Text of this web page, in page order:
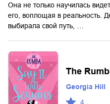
Она не только научилась
его, воплощая в реальность.
выбирала свой путь, …
The
Georgia Hill
4